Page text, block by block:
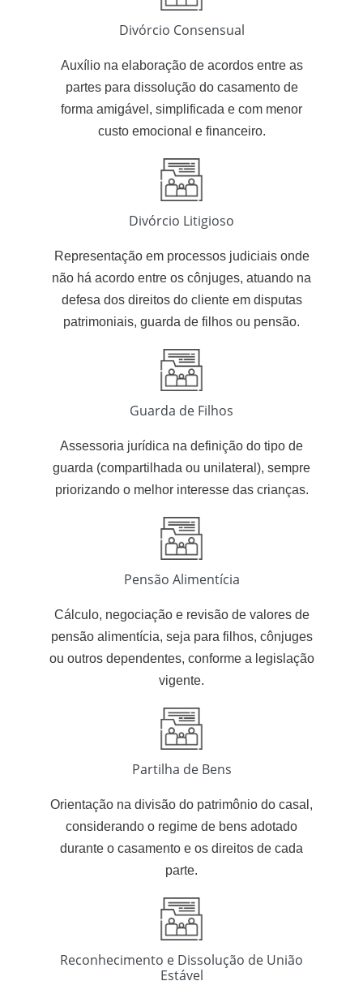
Divórcio Consensual
Auxílio na elaboração de acordos entre as
partes para dissolução do casamento de
forma amigável, simplificada e com menor
custo emocional e financeiro.
Divórcio Litigioso
Representação em processos judiciais onde
não há acordo entre os cônjuges, atuando na
defesa dos direitos do cliente em disputas
patrimoniais, guarda de filhos ou pensão.
Guarda de Filhos
Assessoria jurídica na definição do tipo de
guarda (compartilhada ou unilateral), sempre
priorizando o melhor interesse das crianças.
Pensão Alimentícia
Cálculo, negociação e revisão de valores de
pensão alimentícia, seja para filhos, cônjuges
ou outros dependentes, conforme a legislação
vigente.
Partilha de Bens
Orientação na divisão do patrimônio do casal,
considerando o regime de bens adotado
durante o casamento e os direitos de cada
parte.
Reconhecimento e Dissolução de União
Estável